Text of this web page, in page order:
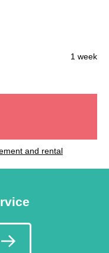
1 week
and rental